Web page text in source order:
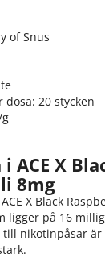
of Snus
20 stycken
ACE X
8mg
X Black
ligger på 16
nikotinpåsar är